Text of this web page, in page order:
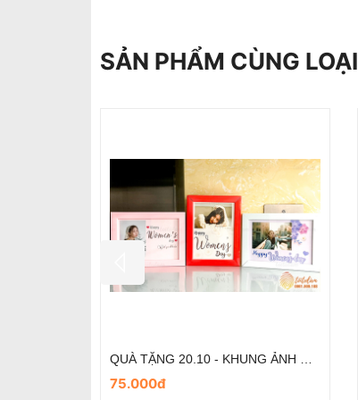
SẢN PHẨM CÙNG LOẠI
Khung ảnh treo tường 9 ảnh hoa văn
400.000đ